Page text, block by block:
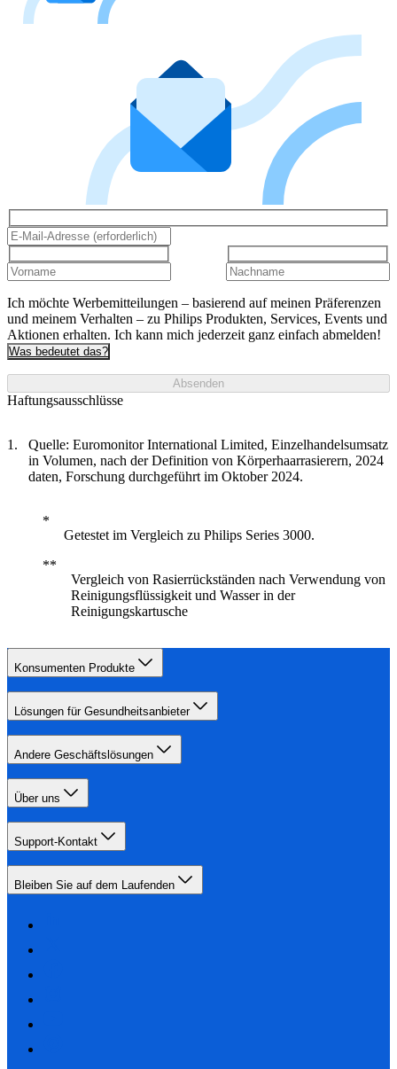
Ich möchte Werbemitteilungen – basierend auf meinen Präferenzen
und meinem Verhalten – zu Philips Produkten, Services, Events und
Aktionen erhalten. Ich kann mich jederzeit ganz einfach abmelden!
Was bedeutet das?
Absenden
Haftungsausschlüsse
Quelle: Euromonitor International Limited, Einzelhandelsumsatz
in Volumen, nach der Definition von Körperhaarrasierern, 2024
daten, Forschung durchgeführt im Oktober 2024.
Getestet im Vergleich zu Philips Series 3000.
Vergleich von Rasierrückständen nach Verwendung von
Reinigungsflüssigkeit und Wasser in der
Reinigungskartusche
Konsumenten Produkte
Lösungen für Gesundheitsanbieter
Andere Geschäftslösungen
Über uns
Support-Kontakt
Bleiben Sie auf dem Laufenden